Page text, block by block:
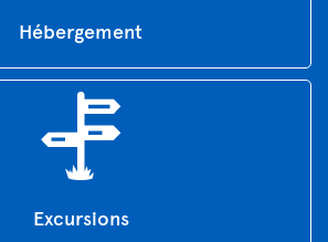
Hébergement
Excursions